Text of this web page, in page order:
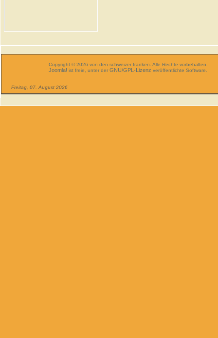
Copyright © 2026 von den schweizer franken. Alle Rechte vorbehalten.
Joomla! ist freie, unter derGNU/GPL-Lizenz veröffentlichte Software.
Freitag, 07. August 2026